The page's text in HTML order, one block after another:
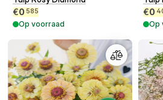
€0 585
Op voorraad
€0
Op